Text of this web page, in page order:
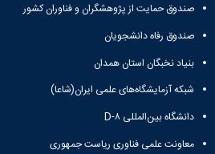
صندوق حمایت از پژوهشگران و فناوران کشور
صندوق رفاه دانشجویان
بنیاد نخبگان استان همدان
شبکه آزمایشگاه‌های علمی ایران(شاعا)
دانشگاه بین‌المللی D-۸
معاونت علمی فناوری ریاست جمهوری